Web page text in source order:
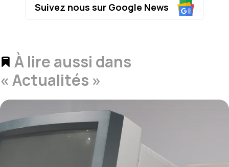
Suivez nous sur Google News
À lire aussi dans
« Actualités »